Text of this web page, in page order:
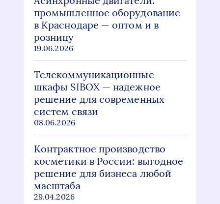
промышленное оборудование
в Краснодаре — оптом и в
розницу
19.06.2026
Телекоммуникационные
шкафы SIBOX — надежное
решение для современных
систем связи
08.06.2026
Контрактное производство
косметики в России: выгодное
решение для бизнеса любой
масштаба
29.04.2026